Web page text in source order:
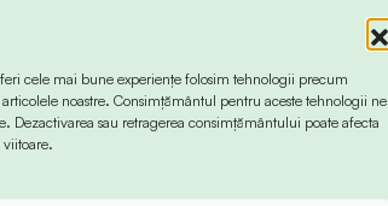
cele mai bune experiențe folosim tehnologii precum
noastre. Consimțământul pentru aceste tehnologii ne
sau retragerea consimțământului poate afecta